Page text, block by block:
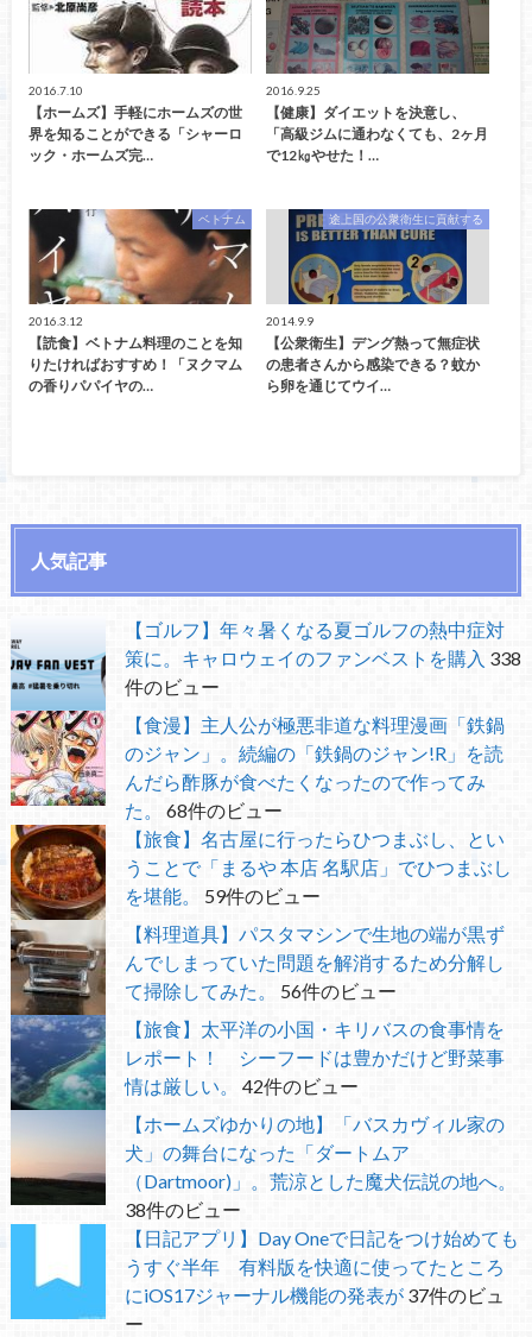
2016.7.10
【ホームズ】手軽にホームズの世
界を知ることができる「シャーロ
ック・ホームズ完…
2016.9.25
【健康】ダイエットを決意し、
「高級ジムに通わなくても、2ヶ月
で12㎏やせた！…
ベトナム
2016.3.12
【読食】ベトナム料理のことを知
りたければおすすめ！「ヌクマム
の香りパパイヤの…
途上国の公衆衛生に貢献する
2014.9.9
【公衆衛生】デング熱って無症状
の患者さんから感染できる？蚊か
ら卵を通じてウイ…
人気記事
【ゴルフ】年々暑くなる夏ゴルフの熱中症対
策に。キャロウェイのファンベストを購入 338
件のビュー
【食漫】主人公が極悪非道な料理漫画「鉄鍋
のジャン」。続編の「鉄鍋のジャン!R」を読
んだら酢豚が食べたくなったので作ってみ
た。
68件のビュー
【旅食】名古屋に行ったらひつまぶし、とい
うことで「まるや 本店 名駅店」でひつまぶし
を堪能。
59件のビュー
【料理道具】パスタマシンで生地の端が黒ず
んでしまっていた問題を解消するため分解し
て掃除してみた。
56件のビュー
【旅食】太平洋の小国・キリバスの食事情を
レポート！ シーフードは豊かだけど野菜事
情は厳しい。
42件のビュー
【ホームズゆかりの地】「バスカヴィル家の
犬」の舞台になった「ダートムア
（Dartmoor)」。荒涼とした魔犬伝説の地へ。
38件のビュー
【日記アプリ】Day Oneで日記をつけ始めても
うすぐ半年 有料版を快適に使ってたところ
にiOS17ジャーナル機能の発表が 37件のビュ
ー